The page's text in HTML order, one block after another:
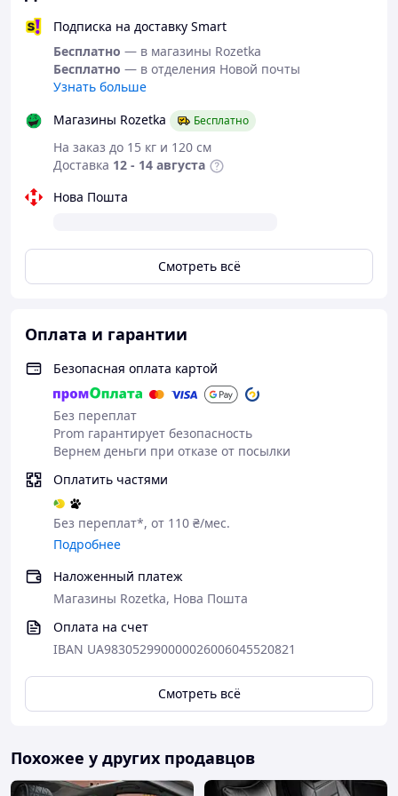
Seria 3-7
CHEVROLET
Rezzo, Tacuma
C3, C8, DX, BX, ZX, CX, XM, Saxo, Xsara, Xantia,
Berlingo
DAEWOO
Nexia, Espero, Lanos, Nubira, Matiz, Tacuma.
125p, Argenta, Tempra, Regatta, Tipo, Bravo,
Brava, Ritmo, Punto, Siena, Palio, Marea,
Cinquecento, Seicento, Panda, Stilo
Focus, Escort, Fiesta, Mondeo, Sierra, Orion,
Fiesta, Puma, Scorpio, Galaxy
Civic, Accord, Prelude, CR-X, FR-V, Jazz, Quintet/
HYUNDAI
Accent, Lantra, Sonata, Atos.
JEEP
Grand Cherokee, Wrangler, Cherokee
Shuma, Pride, Sephia, Sorento, Sportage,
Rio, Carnival.
Samara, Żiguli 2105-2110.
Delta, Lybra, Thema.
MAZDA
MERCEDES
Подписка на доставку Smart
Бесплатно — в магазины Rozetka
Бесплатно — в отделения Новой почты
Узнать больше
Магазины Rozetka
Бесплатно
На заказ до 15 кг и 120 см
Доставка 12 - 14 августа
Нова Пошта
Смотреть всё
Оплата и гарантии
Безопасная оплата картой
Без переплат
Prom гарантирует безопасность
Вернем деньги при отказе от посылки
Оплатить частями
Без переплат*, от 110 ₴/мес.
Подробнее
Наложенный платеж
Магазины Rozetka, Нова Пошта
Оплата на счет
IBAN UA983052990000026006045520821
Смотреть всё
Похожее у других продавцов